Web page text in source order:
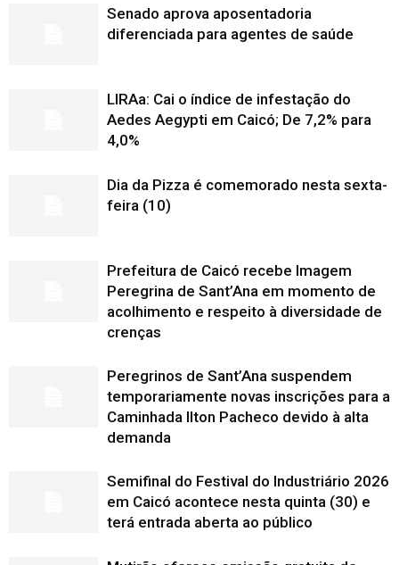
Senado aprova aposentadoria
diferenciada para agentes de saúde
LIRAa: Cai o índice de infestação do
Aedes Aegypti em Caicó; De 7,2% para
4,0%
Dia da Pizza é comemorado nesta sexta-
feira (10)
Prefeitura de Caicó recebe Imagem
Peregrina de Sant’Ana em momento de
acolhimento e respeito à diversidade de
crenças
Peregrinos de Sant’Ana suspendem
temporariamente novas inscrições para a
Caminhada Ilton Pacheco devido à alta
demanda
Semifinal do Festival do Industriário 2026
em Caicó acontece nesta quinta (30) e
terá entrada aberta ao público